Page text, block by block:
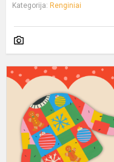
Kategorija: Renginiai